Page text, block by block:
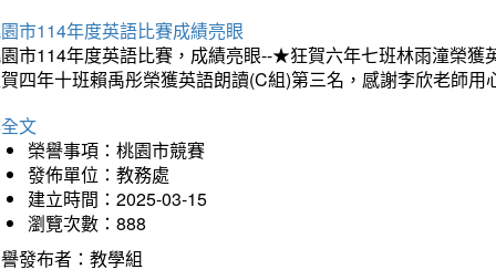
市114年度英語比賽成績亮眼
市114年度英語比賽，成績亮眼--★狂賀六年七班林雨潼榮
四年十班賴禹彤榮獲英語朗讀(C組)第三名，感謝李欣老師
文
榮譽事項：桃園市競賽
發佈單位：教務處
建立時間：2025-03-15
瀏覽次數：888
發布者：教學組